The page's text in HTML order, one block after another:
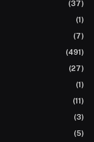
(37)
(1)
(7)
(491)
(27)
(1)
(11)
(3)
(5)